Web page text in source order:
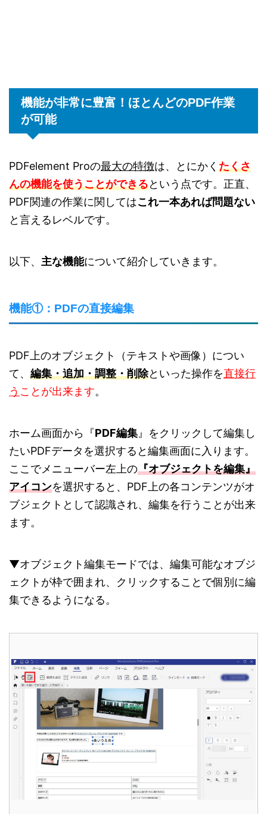
機能が非常に豊富！ほとんどのPDF作業
が可能
PDFelement Proの最大の特徴は、 とにかく たくさ
んの機能を使うことができるという点です。正直、
PDF関連の作業に関してはこれ一本あれば問題ない
と言えるレベルです。
以下、 主な機能について紹介していきます。
機能①：PDFの直接編集
PDF上のオブジェクト（テキストや画像）につい
て、 編集・追加・調整・削除といった操作を直接行
う ことが出来ます。
ホーム画面から『PDF編集』をクリックして編集し
たいPDFデータを選択すると編集画面に入ります。
ここでメニューバー左上の『オブジェクトを編集』
アイコンを選択すると、PDF上の各コンテンツがオ
ブジェクトとして認識され、編集を行うことが出来
ます。
▼オブジェクト編集モードでは、編集可能なオブジ
ェクトが枠で囲まれ、クリックすることで個別に編
集できるようになる。